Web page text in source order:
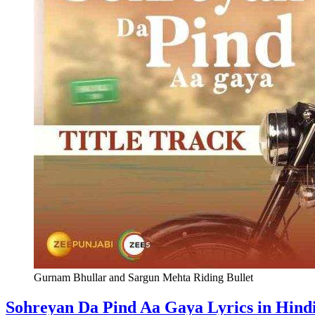
Gurnam Bhullar and Sargun Mehta Riding Bullet
Sohreyan Da Pind Aa Gaya Lyrics in